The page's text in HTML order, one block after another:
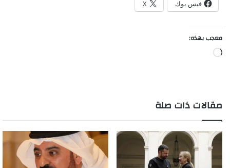
فيس بوك X
معجب بهذه:
جاري
مقالات ذات صلة